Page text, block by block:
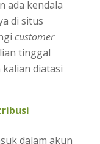
ada kendala
di situs
customer
tinggal
diatasi
dalam akun